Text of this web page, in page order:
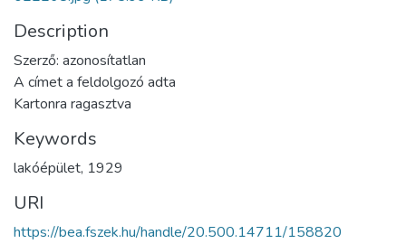
Description
Szerző: azonosítatlan
A címet a feldolgozó adta
Kartonra ragasztva
Keywords
lakóépület, 1929
URI
https://bea.fszek.hu/handle/20.500.14711/158820